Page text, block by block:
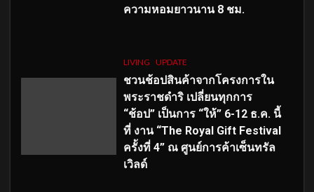
ความหอมยาวนาน 8 ชม.
LIVING UPDATE
ชวนช้อปสินค้าจากโครงการใน
พระราชดำริ เปลี่ยนทุกการ
“ช้อป” เป็นการ “ให้” 6-12 ธ.ค. นี้
ที่ งาน “The Royal Gift Festival
ครั้งที่ 4” ณ ศูนย์การค้าเซ็นทรัล
เวิลด์